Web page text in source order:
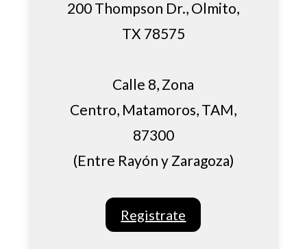
200 Thompson Dr., Olmito,
TX 78575
Calle 8, Zona
Centro, Matamoros, TAM,
87300
(Entre Rayón y Zaragoza)
Registrate